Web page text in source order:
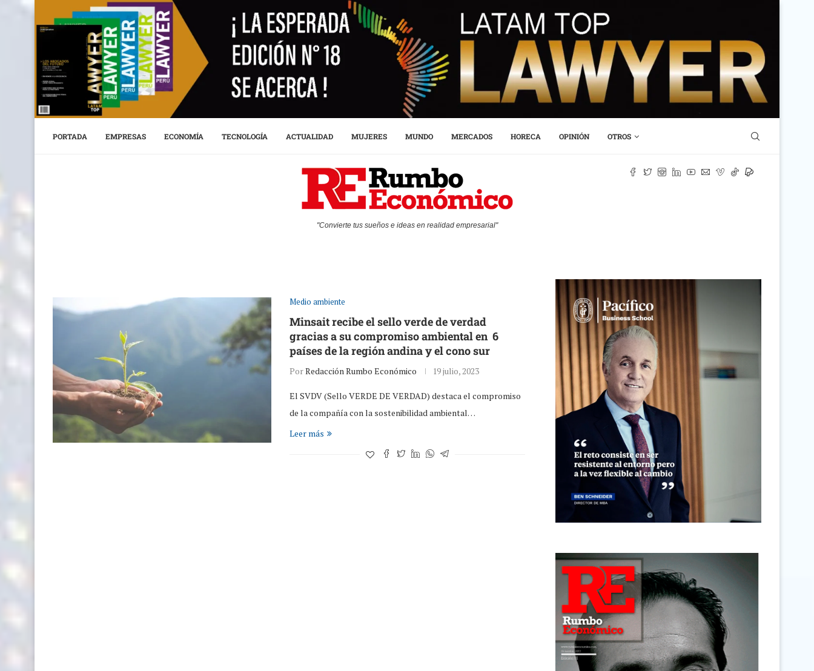
PORTADA EMPRESAS ECONOMÍA TECNOLOGÍA ACTUALIDAD MUJERES MUNDO MERCADOS HORECA OPINIÓN OTROS
"Convierte tus sueños e ideas en realidad empresarial"
Medio ambiente
Minsait recibe el sello verde de verdad
gracias a su compromiso ambiental en 6
países de la región andina y el cono sur
PorRedacción Rumbo Económico 19 julio, 2023
El SVDV (Sello VERDE DE VERDAD) destaca el compromiso
de la compañía con la sostenibilidad ambiental…
Leer más